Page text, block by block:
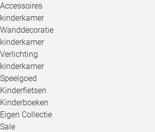
Accessoires
kinderkamer
Wanddecoratie
kinderkamer
Verlichting
kinderkamer
Speelgoed
Kinderfietsen
Kinderboeken
Eigen Collectie
Sale